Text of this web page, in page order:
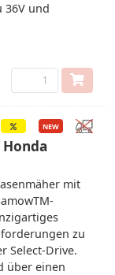
36V und
mit
zu
Select-Drive.
über einen